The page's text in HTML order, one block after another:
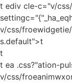
t ediv cle-c="v/
v/css/
s.default">t
t
t ea .css?"ation-
v/css/